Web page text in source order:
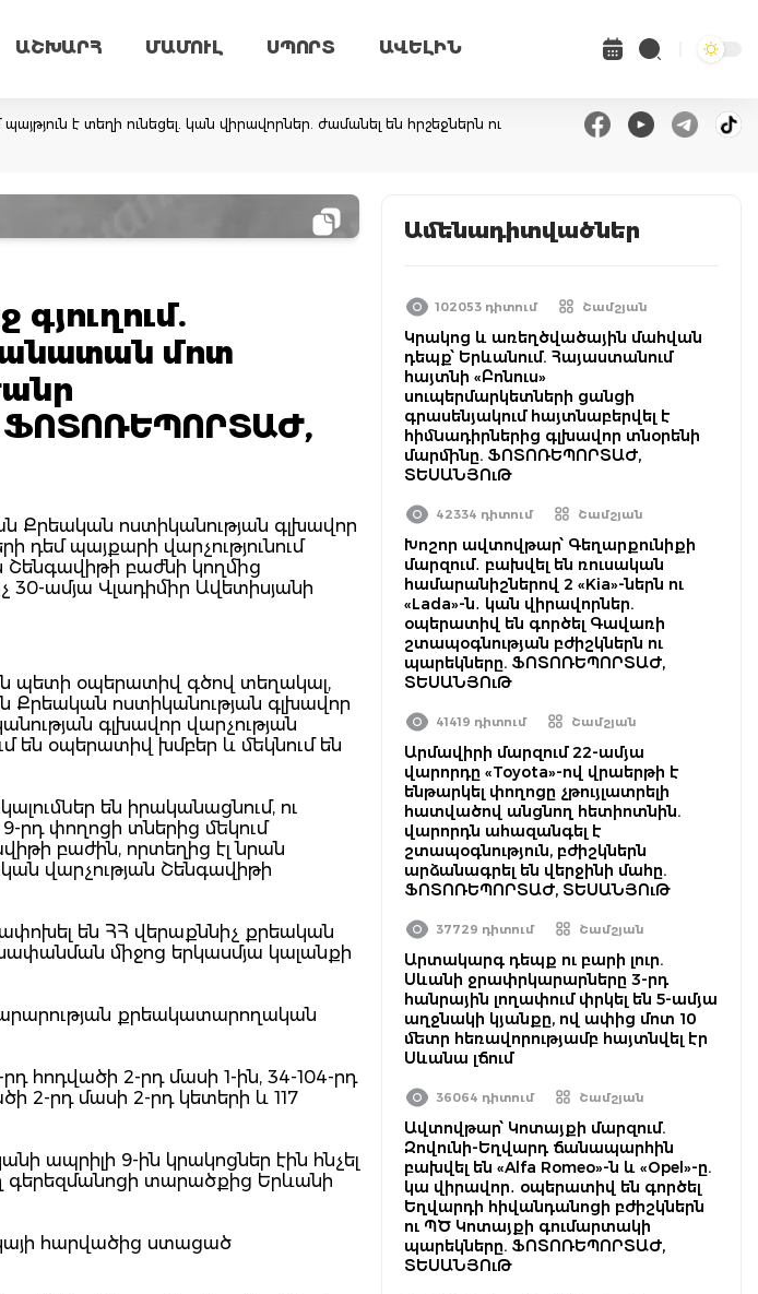
ԱՇԽԱՐՀ ՄԱՄՈՒԼ ՍՊՈՐՏ ԱՎԵԼԻՆ
է տեղի ունեցել. կան վիրավորներ. ժամանել են հրշեջներն ու
մոտ
ՖՈՏՈՌԵՊՈՐՏԱԺ,
Քրեական ոստիկանության գլխավոր
դեմ պայքարի վարչությունում
Շենգավիթի բաժնի կողմից
ամյա Վլադիմիր Ավետիսյանի
պետի օպերատիվ գծով տեղակալ,
ոստիկանության գլխավոր
գլխավոր վարչության
են օպերատիվ խմբեր և մեկնում են
են իրականացնում, ու
րդ փողոցի տներից մեկում
բաժին, որտեղից էլ նրան
վարչության Շենգավիթի
են ՀՀ վերաքննիչ քրեական
միջոց երկասմյա կալանքի
քրեակատարողական
հոդվածի 2-րդ մասի 1-ին, 34-104-րդ
2-րդ մասի 2-րդ կետերի և 117
ապրիլի 9-ին կրակոցներ էին հնչել
գերեզմանոցի տարածքից Երևանի
հարվածից ստացած
Ամենադիտվածներ
102053 դիտում Շամշյան
Կրակոց և առեղծվածային մահվան
դեպք՝ Երևանում. Հայաստանում
հայտնի «Բոնուս»
սուպերմարկետների ցանցի
գրասենյակում հայտնաբերվել է
հիմնադիրներից գլխավոր տնօրենի
մարմինը. ՖՈՏՈՌԵՊՈՐՏԱԺ,
ՏԵՍԱՆՅՈւԹ
42334 դիտում Շամշյան
Խոշոր ավտովթար՝ Գեղարքունիքի
մարզում․ բախվել են ռուսական
համարանիշներով 2 «Kia»-ներն ու
«Lada»-ն․ կան վիրավորներ.
օպերատիվ են գործել Գավառի
շտապօգնության բժիշկներն ու
պարեկները. ՖՈՏՈՌԵՊՈՐՏԱԺ,
ՏԵՍԱՆՅՈւԹ
41419 դիտում Շամշյան
Արմավիրի մարզում 22-ամյա
վարորդը «Toyota»-ով վրաերթի է
ենթարկել փողոցը չթույլատրելի
հատվածով անցնող հետիոտնին.
վարորդն ահազանգել է
շտապօգնություն, բժիշկներն
արձանագրել են վերջինի մահը.
ՖՈՏՈՌԵՊՈՐՏԱԺ, ՏԵՍԱՆՅՈւԹ
37729 դիտում Շամշյան
Արտակարգ դեպք ու բարի լուր.
Սևանի ջրափրկարարները 3-րդ
հանրային լողափում փրկել են 5-ամյա
աղջնակի կյանքը, ով ափից մոտ 10
մետր հեռավորությամբ հայտնվել էր
Սևանա լճում
36064 դիտում Շամշյան
Ավտովթար՝ Կոտայքի մարզում.
Զովունի-Եղվարդ ճանապարհին
բախվել են «Alfa Romeo»-ն և «Opel»-ը.
կա վիրավոր․ օպերատիվ են գործել
Եղվարդի հիվանդանոցի բժիշկներն
ու ՊԾ Կոտայքի գումարտակի
պարեկները. ՖՈՏՈՌԵՊՈՐՏԱԺ,
ՏԵՍԱՆՅՈւԹ